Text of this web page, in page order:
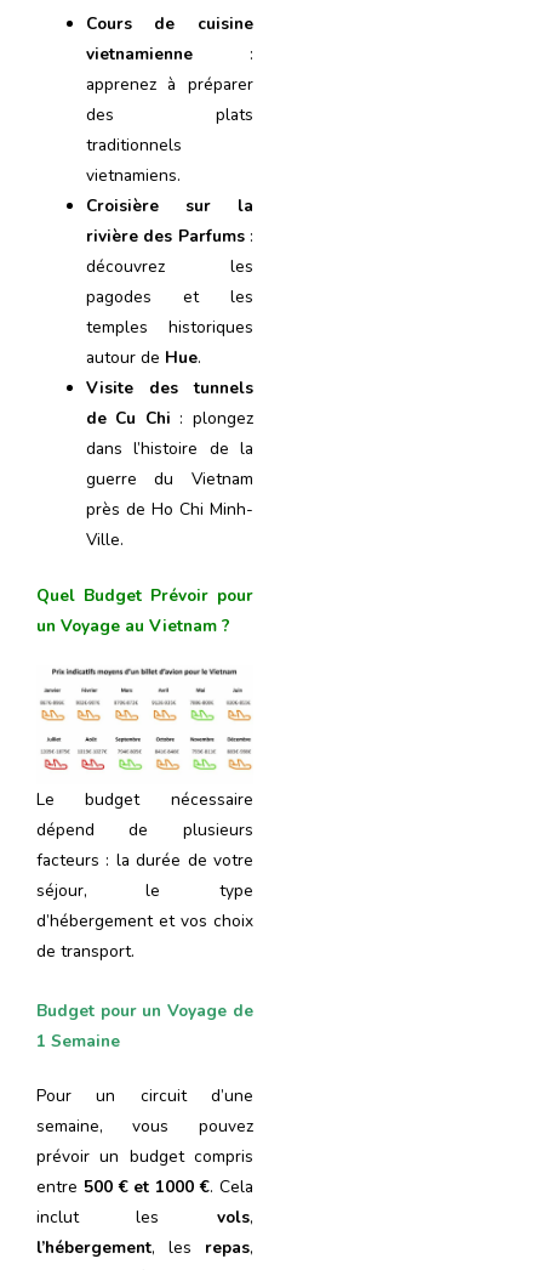
Cours de cuisine
vietnamienne :
apprenez à préparer
des plats
traditionnels
vietnamiens.
Croisière sur la
rivière des Parfums:
découvrez les
pagodes et les
temples historiques
autour de Hue.
Visite des tunnels
de Cu Chi : plongez
dans l’histoire de la
guerre du Vietnam
près de Ho Chi Minh-
Ville.
Quel Budget Prévoir pour
un Voyage au Vietnam ?
Le budget nécessaire
dépend de plusieurs
facteurs : la durée de votre
séjour, le type
d’hébergement et vos choix
de transport.
Budget pour un Voyage de
1 Semaine
Pour un circuit d’une
semaine, vous pouvez
prévoir un budget compris
entre 500 € et 1000 €. Cela
inclut les vols,
l’hébergement, les repas,